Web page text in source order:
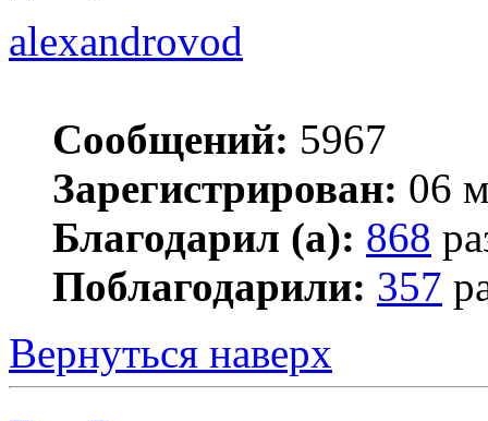
alexandrovod
Сообщений: 5967
Зарегистрирован: 06
Благодарил (а): 868
Поблагодарили: 357
Вернуться наверх